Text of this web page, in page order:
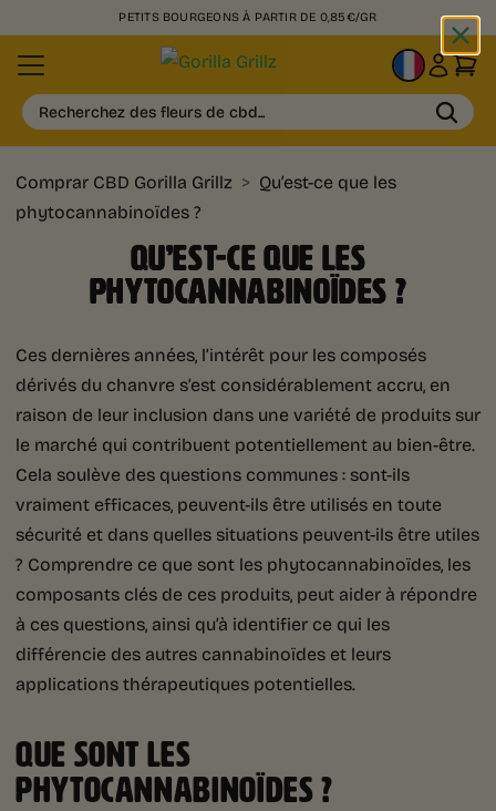
PETITS BOURGEONS À PARTIR DE 0,85€/GR
FR
Recherchez des fleurs de cbd...
Comprar CBD Gorilla Grillz > Qu’est-ce que les
phytocannabinoïdes ?
QU’EST-CE QUE LES
PHYTOCANNABINOÏDES ?
Ces dernières années, l’intérêt pour les composés
dérivés du chanvre s’est considérablement accru, en
raison de leur inclusion dans une variété de produits sur
le marché qui contribuent potentiellement au bien-être.
Cela soulève des questions communes : sont-ils
vraiment efficaces, peuvent-ils être utilisés en toute
sécurité et dans quelles situations peuvent-ils être utiles
? Comprendre ce que sont les phytocannabinoïdes, les
composants clés de ces produits, peut aider à répondre
à ces questions, ainsi qu’à identifier ce qui les
différencie des autres cannabinoïdes et leurs
applications thérapeutiques potentielles.
QUE SONT LES
PHYTOCANNABINOÏDES ?